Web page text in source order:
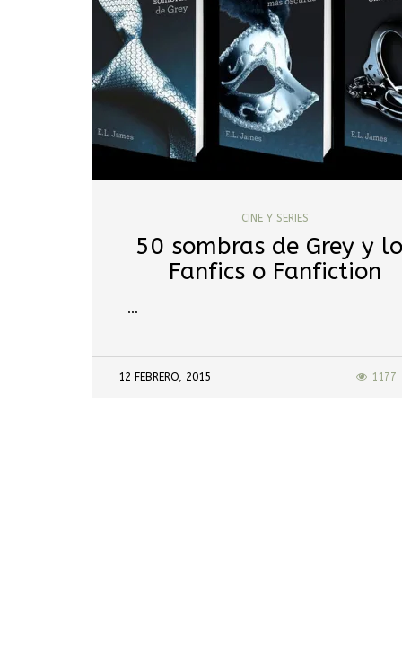
CINE Y SERIES
50 sombras de Grey y
Fanfics o Fanfiction
…
12 FEBRERO, 2015 1177